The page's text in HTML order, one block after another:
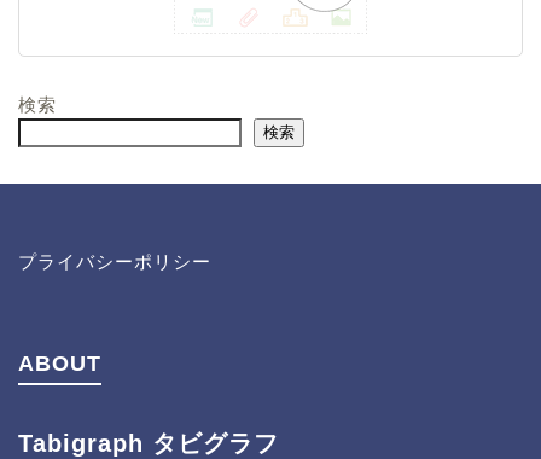
検索
検索
プライバシーポリシー
ABOUT
Tabigraph タビグラフ